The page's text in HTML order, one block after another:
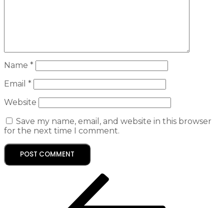
Name *
Email *
Website
Save my name, email, and website in this browser
for the next time I comment.